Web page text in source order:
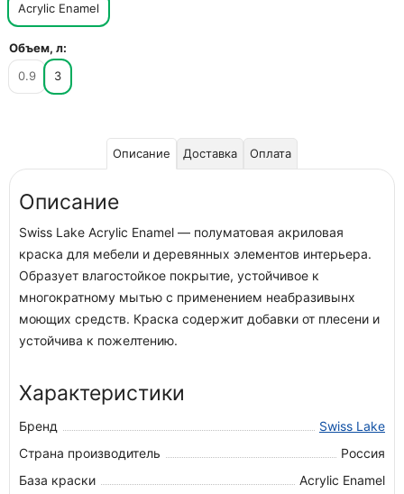
Acrylic Enamel
Объем, л:
0.9
3
Описание Доставка Оплата
Описание
Swiss Lake Acrylic Enamel — полуматовая акриловая
краска для мебели и деревянных элементов интерьера.
Образует влагостойкое покрытие, устойчивое к
многократному мытью с применением неабразивынх
моющих средств. Краска содержит добавки от плесени и
устойчива к пожелтению.
Характеристики
Бренд
Swiss Lake
Страна производитель
Россия
База краски
Acrylic Enamel